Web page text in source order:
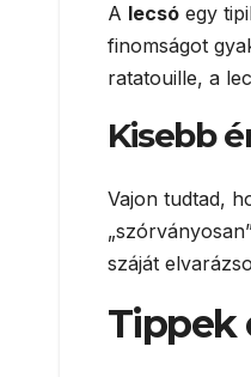
A lecsó egy
finomságot
ratatouille, a
Kisebb
Vajon tudtad,
száját
Tippek